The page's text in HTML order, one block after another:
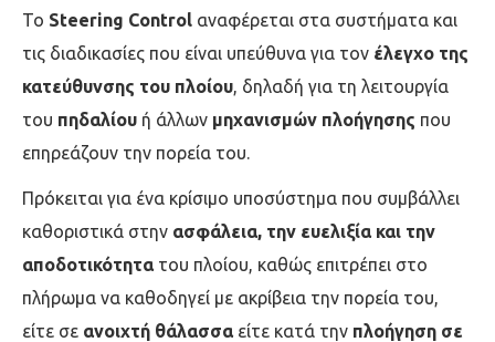
Το Steering Control αναφέρεται στα συστήματα και
τις διαδικασίες που είναι υπεύθυνα για τον έλεγχο της
κατεύθυνσης του πλοίου , δηλαδή για τη λειτουργία
του πηδαλίου ή άλλων μηχανισμών πλοήγησης που
επηρεάζουν την πορεία του.
Πρόκειται για ένα κρίσιμο υποσύστημα που συμβάλλει
καθοριστικά στην ασφάλεια, την ευελιξία και την
αποδοτικότητατου πλοίου, καθώς επιτρέπει στο
πλήρωμα να καθοδηγεί με ακρίβεια την πορεία του,
είτε σε ανοιχτή θάλασσαείτε κατά την πλοήγηση σε